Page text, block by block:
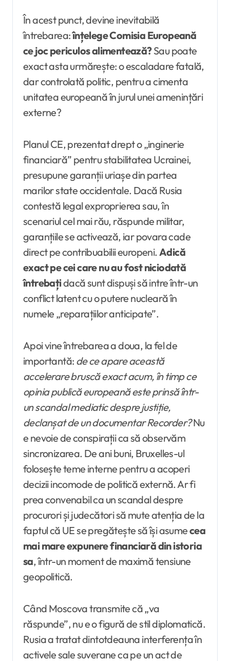
În acest punct, devine inevitabilă
întrebarea:înțelege Comisia Europeană
ce joc periculos alimentează?Sau poate
exact asta urmărește: o escaladare fatală,
dar controlată politic, pentru a cimenta
unitatea europeană în jurul unei amenințări
externe?
Planul CE, prezentat drept o „inginerie
financiară” pentru stabilitatea Ucrainei,
presupune garanții uriașe din partea
marilor state occidentale. Dacă Rusia
contestă legal exproprierea sau, în
scenariul cel mai rău, răspunde militar,
garanțiile se activează, iar povara cade
direct pe contribuabilii europeni. Adică
exact pe cei care nu au fost niciodată
întrebațidacă sunt dispuși să intre într-un
conflict latent cu o putere nucleară în
numele „reparațiilor anticipate”.
Apoi vine întrebarea a doua, la fel de
importantă: de ce apare această
accelerare bruscă exact acum, în timp ce
opinia publică europeană este prinsă într-
un scandal mediatic despre justiție,
declanșat de un documentar Recorder?Nu
e nevoie de conspirații ca să observăm
sincronizarea. De ani buni, Bruxelles-ul
folosește teme interne pentru a acoperi
decizii incomode de politică externă. Ar fi
prea convenabil ca un scandal despre
procurori și judecători să mute atenția de la
faptul că UE se pregătește să își asumecea
mai mare expunere financiară din istoria
sa, într-un moment de maximă tensiune
geopolitică.
Când Moscova transmite că „va
răspunde”, nu e o figură de stil diplomatică.
Rusia a tratat dintotdeauna interferența în
activele sale suverane ca pe un act de